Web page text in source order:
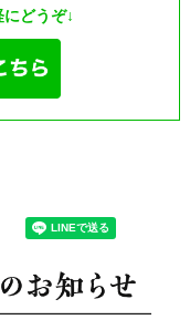
どうぞ↓